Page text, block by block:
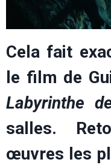
Cela fait
le film de
Labyrinthe
salles.
œuvres les